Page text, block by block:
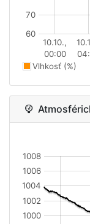
10.10.,
00:00
60
70
Vlhkosť (%)
1000
1002
1004
1006
1008